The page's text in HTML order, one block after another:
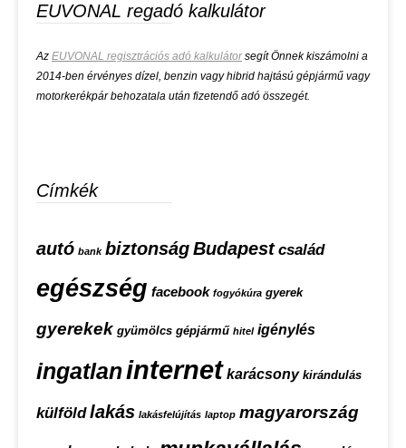
EUVONAL regadó kalkulátor
Az EUVONAL regisztrációs adó kalkulátorsegít Önnek kiszámolni a
2014-ben érvényes dízel, benzin vagy hibrid hajtású gépjármű vagy
motorkerékpár behozatala után fizetendő adó összegét.
Címkék
autó bank biztonságBudapest család
egészség facebook fogyókúra gyerek
gyerekek gyümölcs gépjármű hitel igénylés
ingatlaninternet karácsony kirándulás
külföld lakás lakásfelújítás laptop magyarország